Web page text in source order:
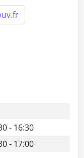
- 16:30
- 17:00